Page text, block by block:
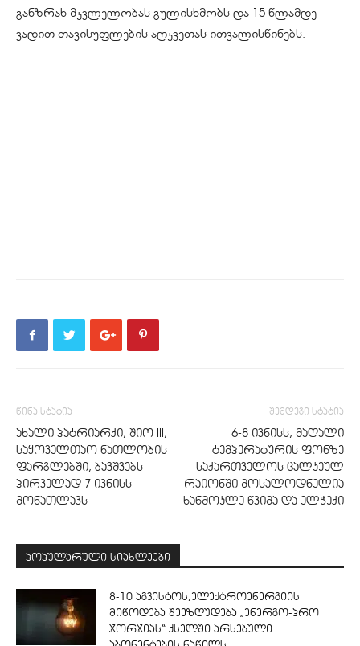
განზრახ მკვლელობას გულისხმობს და 15 წლამდე
ვადით თავისუფლების აღკვეთას ითვალისწინებს.
წინა სტატია
ახალი პატრიარქი, შიო III,
საყოველთაო ნათლობის
ფარგლებში, ბავშვებს
პირველად 7 ივნისს
მონათლავს
შემდეგი სტატია
6-8 ივნისს, მაღალი
ტემპერატურის ფონზე
საქართველოს ცალკეულ
რაიონში მოსალოდნელია
ხანმოკლე წვიმა და ელჭექი
პოპულარული სიახლეები
8-10 აგვისტოს,ელექტროენერგიის
მიწოდება შეეზღუდება „ენერგო-პრო
ჯორჯიას“ ქსელში არსებული